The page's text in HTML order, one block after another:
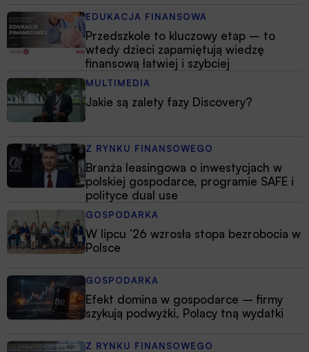
EDUKACJA FINANSOWA
Przedszkole to kluczowy etap – to
wtedy dzieci zapamiętują wiedzę
finansową łatwiej i szybciej
MULTIMEDIA
Jakie są zalety fazy Discovery?
Z RYNKU FINANSOWEGO
Branża leasingowa o inwestycjach w
polskiej gospodarce, programie SAFE i
polityce dual use
GOSPODARKA
W lipcu ’26 wzrosła stopa bezrobocia w
Polsce
GOSPODARKA
Efekt domina w gospodarce – firmy
szykują podwyżki, Polacy tną wydatki
Z RYNKU FINANSOWEGO